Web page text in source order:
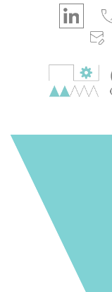
Cookies management panel